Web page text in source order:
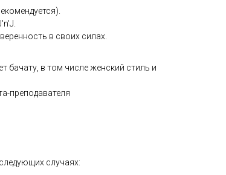
в своих силах.
бачату, в том числе женский стиль и
преподавателя
случаях: